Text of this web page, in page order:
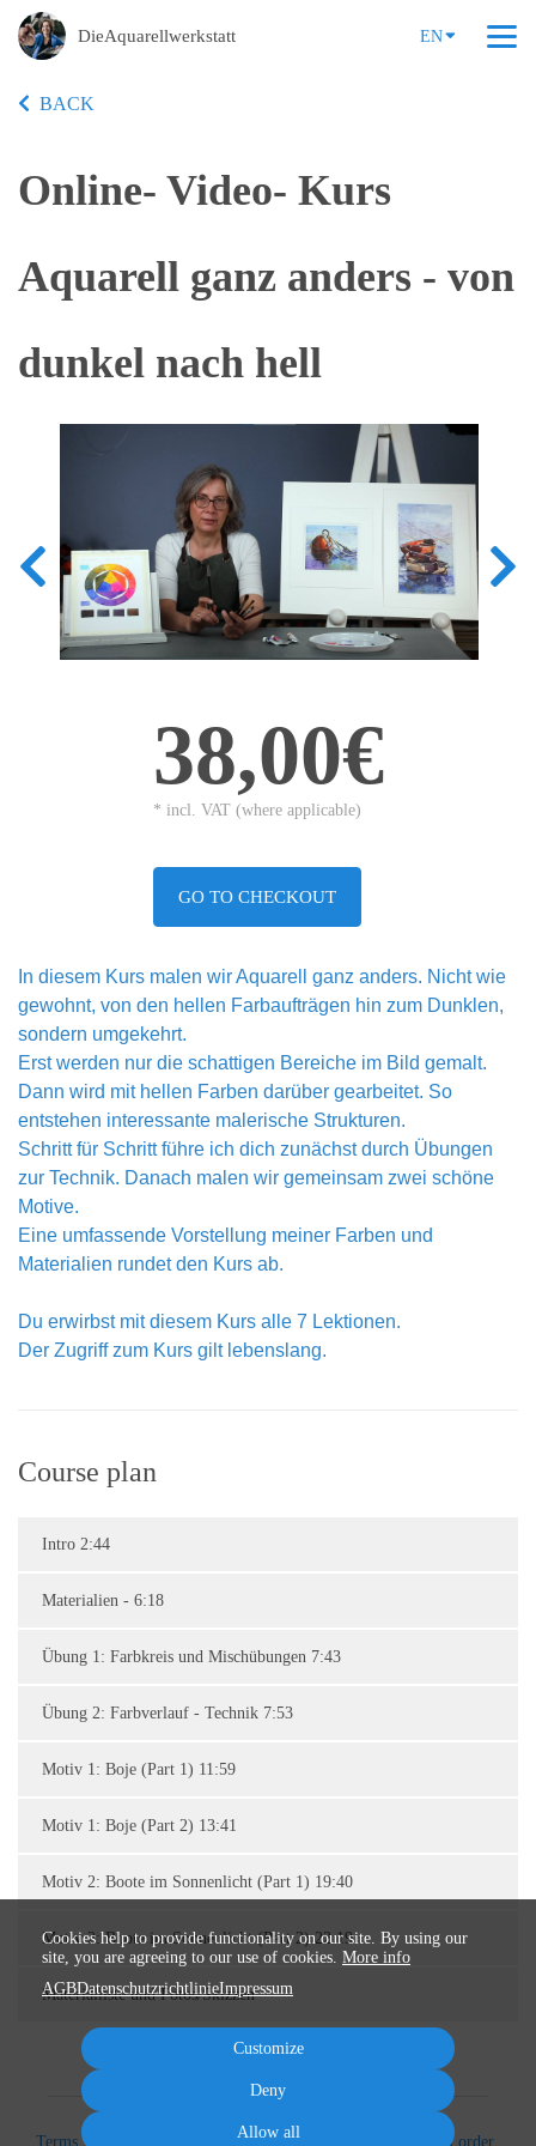
DieAquarellwerkstatt EN
BACK
Online- Video- Kurs
Aquarell ganz anders - von
dunkel nach hell
38,00€
* incl. VAT (where applicable)
GO TO CHECKOUT
In diesem Kurs malen wir Aquarell ganz anders. Nicht wie
gewohnt, von den hellen Farbaufträgen hin zum Dunklen,
sondern umgekehrt.
Erst werden nur die schattigen Bereiche im Bild gemalt.
Dann wird mit hellen Farben darüber gearbeitet. So
entstehen interessante malerische Strukturen.
Schritt für Schritt führe ich dich zunächst durch Übungen
zur Technik. Danach malen wir gemeinsam zwei schöne
Motive.
Eine umfassende Vorstellung meiner Farben und
Materialien rundet den Kurs ab.
Du erwirbst mit diesem Kurs alle 7 Lektionen.
Der Zugriff zum Kurs gilt lebenslang.
Course plan
Intro 2:44
Materialien - 6:18
Übung 1: Farbkreis und Mischübungen 7:43
Übung 2: Farbverlauf - Technik 7:53
Motiv 1: Boje (Part 1) 11:59
Motiv 1: Boje (Part 2) 13:41
Motiv 2: Boote im Sonnenlicht (Part 1) 19:40
Motiv 2: Boote im Sonnenlicht (Part 2) 22:19
Materialliste und Fotos/Skizzen
Terms Cancel subscription Cancel order
Cookies help to provide functionality on our site. By using our
site, you are agreeing to our use of cookies. More info
AGBDatenschutzrichtlinieImpressum
Customize
Deny
Allow all